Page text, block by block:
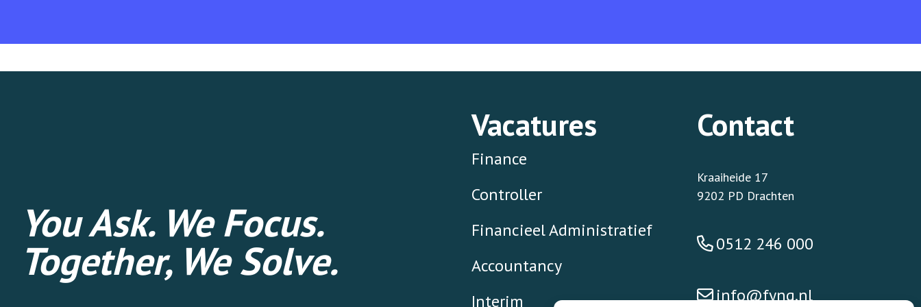
You Ask. We Focus.
Together, We Solve.
Vacatures
Finance
Controller
Financieel Administratief
Accountancy
Interim
Contact
Kraaiheide 17
9202 PD Drachten
0512 246 000
info@fynq.nl